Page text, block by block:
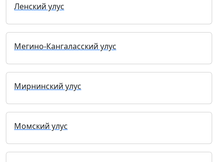
Ленский улус
Мегино-Кангаласский улус
Мирнинский улус
Момский улус